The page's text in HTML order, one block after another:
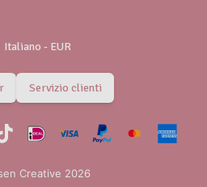
Italiano - EUR
Servizio clienti
Creative 2026